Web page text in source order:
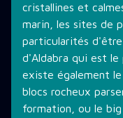
cristallines et
marin, les sites de
particularités d'être
d'Aldabra qui est le
existe également
blocs rocheux
formation, ou le